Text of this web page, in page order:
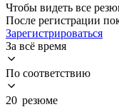
Чтобы видеть все
После регистрации
Зарегистрироваться
За всё время
По соответствию
20 резюме